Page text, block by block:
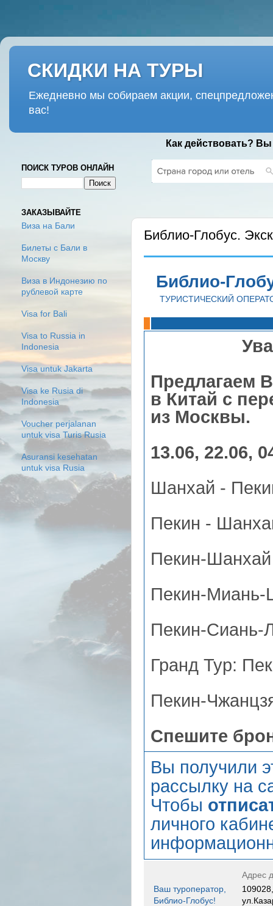
СКИДКИ НА ТУРЫ
Ежедневно мы собираем акции,
вас!
Как действовать?
Библио-Глобус.
Библио-
ТУРИСТИЧЕСКИЙ
Предлагаем
в Китай с
из Москвы.
13.06, 22.06,
Шанхай -
Пекин -
Пекин-
Пекин-Миань-
Пекин-Сиань-
Гранд Тур:
Пекин-
Спешите
Вы получили
рассылку на
Чтобы
личного
Адрес
Ваш туроператор,
Библио-Глобус!
ПОИСК ТУРОВ ОНЛАЙН
ЗАКАЗЫВАЙТЕ
Виза на Бали
Билеты с Бали в
Москву
Виза в Индонезию по
рублевой карте
Visa for Bali
Visa to Russia in
Indonesia
Visa untuk Jakarta
Visa ke Rusia di
Indonesia
Voucher perjalanan
untuk visa Turis Rusia
Asuransi kesehatan
untuk visa Rusia